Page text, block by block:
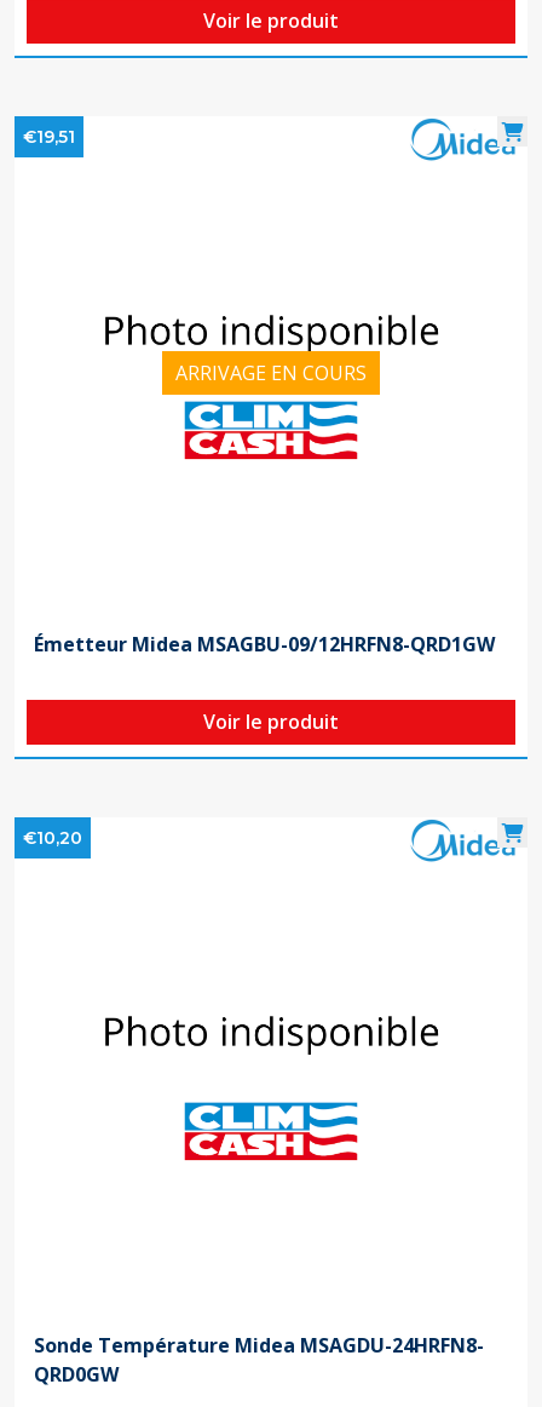
Voir le produit
ARRIVAGE EN COURS
€19,51
Émetteur Midea MSAGBU-09/12HRFN8-QRD1GW
Voir le produit
€10,20
Sonde Température Midea MSAGDU-24HRFN8-
QRD0GW